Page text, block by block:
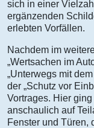
sich in einer
ergänzenden
erlebten Vorfällen.
Nachdem im
„Wertsachen im
„Unterwegs mit
der „Schutz vor
Vortrages. Hier
anschaulich auf
Fenster und Türen,